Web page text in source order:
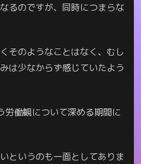
るのですが、同時につまらな
そのようなことはなく、むし
は少なからず感じていたよう
労働観について深める期間に
というのも一面としてありま